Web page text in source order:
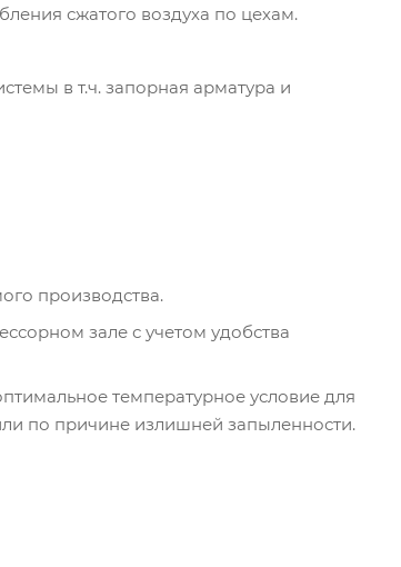
сжатого воздуха по цехам.
в т.ч. запорная арматура и
производства.
зале с учетом удобства
температурное условие для
по причине излишней запыленности.